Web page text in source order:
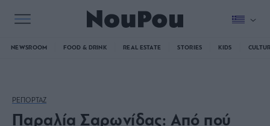
NEWSROOM FOOD & DRINK REAL ESTATE STORIES KIDS
ΡΕΠΟΡΤΑΖ
Παραλία Σαρωνίδας: Από πού